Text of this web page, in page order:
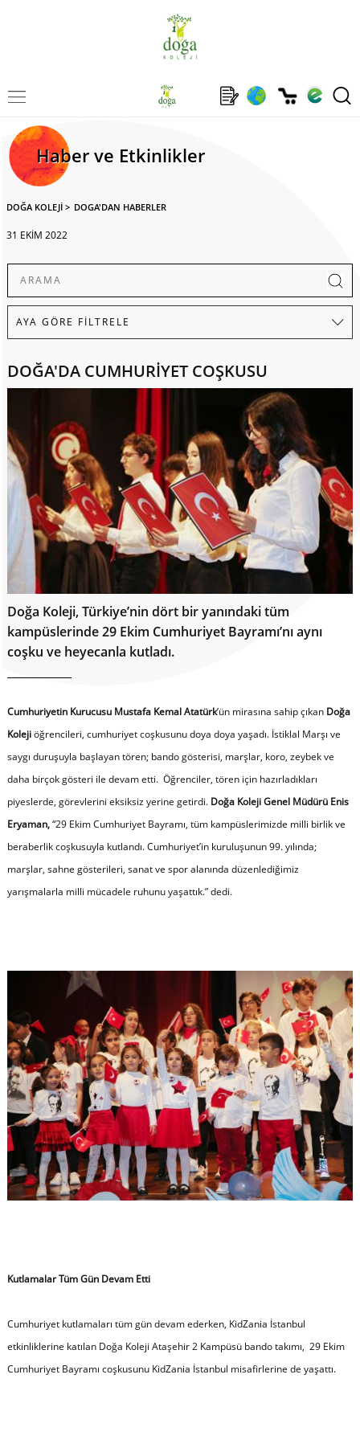
Haber ve Etkinlikler
DOĞA KOLEJİ > DOGA'DAN HABERLER
31 EKİM 2022
DOĞA'DA CUMHURİYET COŞKUSU
Doğa Koleji, Türkiye’nin dört bir yanındaki tüm
kampüslerinde 29 Ekim Cumhuriyet Bayramı’nı aynı
coşku ve heyecanla kutladı.
Cumhuriyetin Kurucusu Mustafa Kemal Atatürk’ün mirasına sahip çıkanDoğa
Kolejiöğrencileri, cumhuriyet coşkusunu doya doya yaşadı. İstiklal Marşı ve
saygı duruşuyla başlayan tören; bando gösterisi, marşlar, koro, zeybek ve
daha birçok gösteri ile devam etti. Öğrenciler, tören için hazırladıkları
piyeslerde, görevlerini eksiksiz yerine getirdi. Doğa Koleji Genel Müdürü Enis
Eryaman,“29 Ekim Cumhuriyet Bayramı, tüm kampüslerimizde milli birlik ve
beraberlik coşkusuyla kutlandı. Cumhuriyet’in kuruluşunun 99. yılında;
marşlar, sahne gösterileri, sanat ve spor alanında düzenlediğimiz
yarışmalarla milli mücadele ruhunu yaşattık.” dedi.
Kutlamalar Tüm Gün Devam Etti
Cumhuriyet kutlamaları tüm gün devam ederken, KidZania İstanbul
etkinliklerine katılan Doğa Koleji Ataşehir 2 Kampüsü bando takımı, 29 Ekim
Cumhuriyet Bayramı coşkusunu KidZania İstanbul misafirlerine de yaşattı.